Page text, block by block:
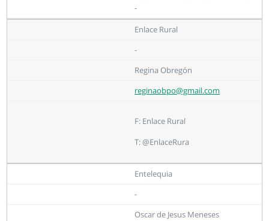
-
Enlace Rural
-
Regina Obregón
reginaobpo@gmail.com
F: Enlace Rural
T: @EnlaceRura
Entelequia
-
Oscar de Jesus Meneses